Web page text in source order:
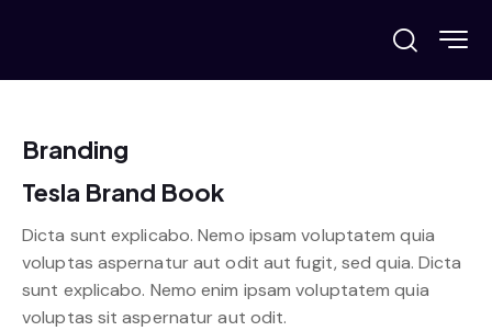
Branding
Tesla Brand Book
Dicta sunt explicabo. Nemo ipsam voluptatem quia
voluptas aspernatur aut odit aut fugit, sed quia. Dicta
sunt explicabo. Nemo enim ipsam voluptatem quia
voluptas sit aspernatur aut odit.